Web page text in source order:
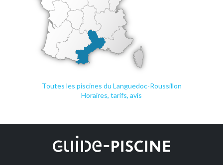
Toutes les piscines du Languedoc-Roussillon
Horaires, tarifs, avis